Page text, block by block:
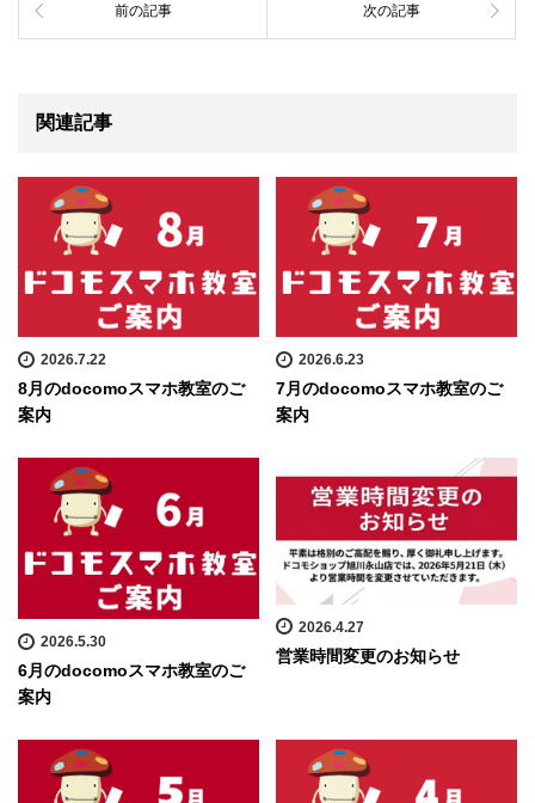
前の記事 次の記事
関連記事
2026.7.22
8月のdocomoスマホ教室のご
案内
2026.6.23
7月のdocomoスマホ教室のご
案内
2026.5.30
6月のdocomoスマホ教室のご
案内
2026.4.27
営業時間変更のお知らせ